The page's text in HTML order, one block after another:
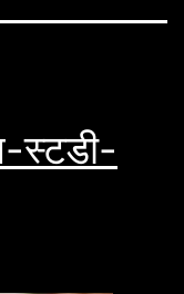
स्टडी-